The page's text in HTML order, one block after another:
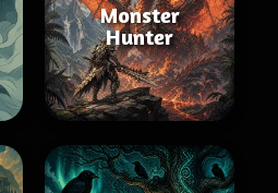
Monster
Hunter